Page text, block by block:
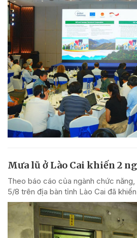
Mưa lũ ở Lào Cai khiến 2
Theo báo cáo của ngành chức
5/8 trên địa bàn tỉnh Lào Cai đã